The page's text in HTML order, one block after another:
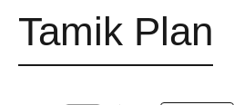
Tamik Plan